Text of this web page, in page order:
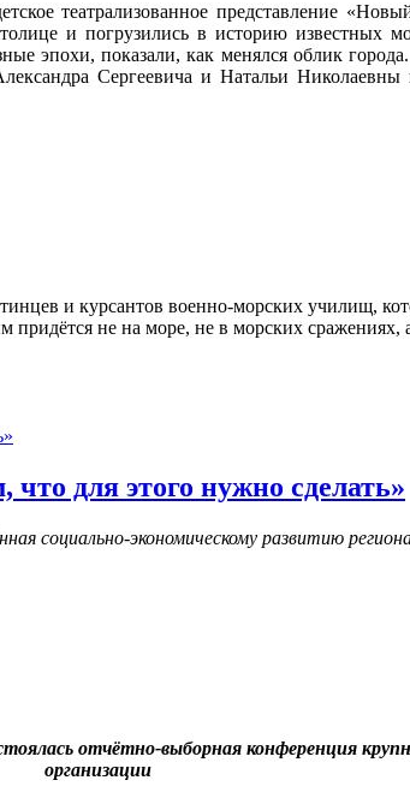
театрализованное представление
и погрузились в историю известных
эпохи, показали, как менялся облик
Сергеевича и Натальи
и курсантов военно-морских училищ,
не на море, не в морских сражениях,
для этого нужно сделать»
социально-экономическому развитию
отчётно-выборная конференция
организации